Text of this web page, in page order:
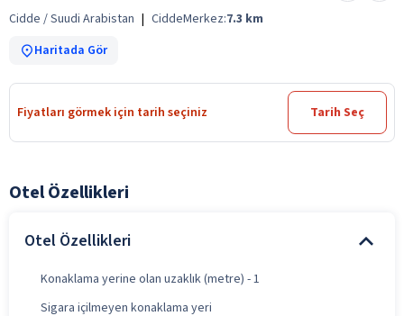
Cidde / Suudi Arabistan | CiddeMerkez:7.3 km
Haritada Gör
Fiyatları görmek için tarih seçiniz Tarih Seç
Otel Özellikleri
Otel Özellikleri
Konaklama yerine olan uzaklık (metre) - 1
Sigara içilmeyen konaklama yeri